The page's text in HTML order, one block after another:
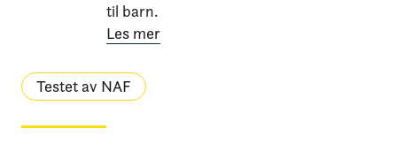
til barn.
Les mer
Testet av NAF